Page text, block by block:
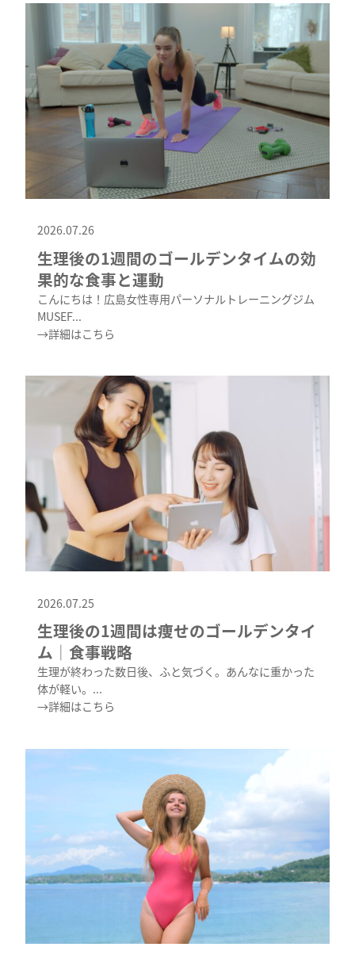
2026.07.26
生理後の1週間のゴールデンタイムの効
果的な食事と運動
こんにちは！広島女性専用パーソナルトレーニングジム
MUSEF...
→詳細はこちら
2026.07.25
生理後の1週間は痩せのゴールデンタイ
ム│食事戦略
生理が終わった数日後、ふと気づく。あんなに重かった
体が軽い。...
→詳細はこちら